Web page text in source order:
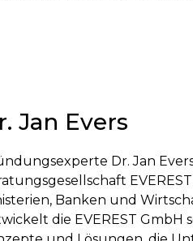
Jan Evers
Dr. Jan
Banken und
die EVEREST GmbH